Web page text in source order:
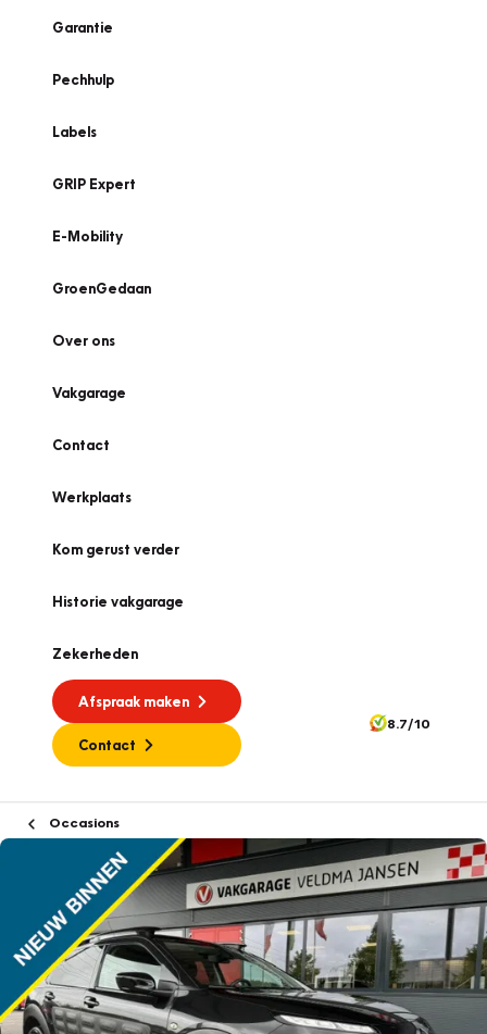
Garantie
Pechhulp
Labels
GRIP Expert
E-Mobility
GroenGedaan
Over ons
Vakgarage
Contact
Werkplaats
Kom gerust verder
Historie vakgarage
Zekerheden
Afspraak maken
Contact
8.7/10
Occasions